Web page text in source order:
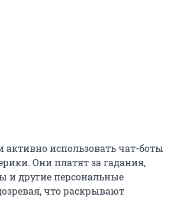
активно использовать чат-боты
Они платят за гадания,
и другие персональные
что раскрывают